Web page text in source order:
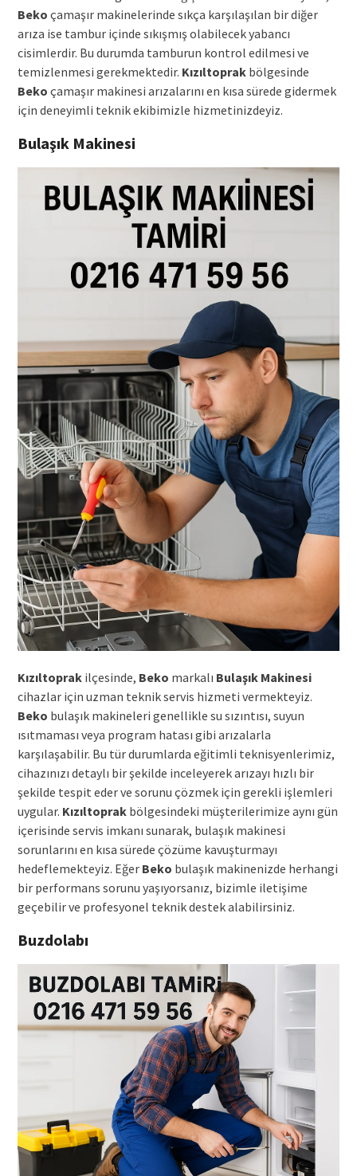
Beko çamaşır makinelerinde sıkça karşılaşılan bir diğer
arıza ise tambur içinde sıkışmış olabilecek yabancı
cisimlerdir. Bu durumda tamburun kontrol edilmesi ve
temizlenmesi gerekmektedir. Kızıltoprakbölgesinde
Beko çamaşır makinesi arızalarını en kısa sürede gidermek
için deneyimli teknik ekibimizle hizmetinizdeyiz.
Bulaşık Makinesi
Kızıltoprakilçesinde, Beko markalı Bulaşık Makinesi
cihazlar için uzman teknik servis hizmeti vermekteyiz.
Beko bulaşık makineleri genellikle su sızıntısı, suyun
ısıtmaması veya program hatası gibi arızalarla
karşılaşabilir. Bu tür durumlarda eğitimli teknisyenlerimiz,
cihazınızı detaylı bir şekilde inceleyerek arızayı hızlı bir
şekilde tespit eder ve sorunu çözmek için gerekli işlemleri
uygular. Kızıltoprakbölgesindeki müşterilerimize aynı gün
içerisinde servis imkanı sunarak, bulaşık makinesi
sorunlarını en kısa sürede çözüme kavuşturmayı
hedeflemekteyiz. Eğer Beko bulaşık makinenizde herhangi
bir performans sorunu yaşıyorsanız, bizimle iletişime
geçebilir ve profesyonel teknik destek alabilirsiniz.
Buzdolabı